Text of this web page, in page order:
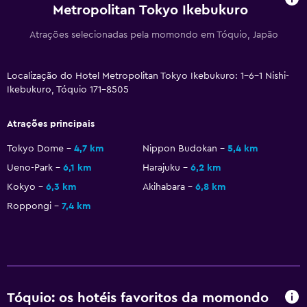
Piso em carpete
Armazém disponível
Suporte para cabides
Metropolitan Tokyo Ikebukuro
Atrações selecionadas pela momondo em Tóquio, Japão
Localização do Hotel Metropolitan Tokyo Ikebukuro: 1-6-1 Nishi-
Ikebukuro, Tóquio 171-8505
Atrações principais
Tokyo Dome 4,7 km Nippon Budokan
5,4 km
Ueno-Park
6,1 km Harajuku
6,2 km
Kokyo
6,3 km Akihabara
6,8 km
Roppongi
7,4 km
Tóquio: os hotéis favoritos da momondo